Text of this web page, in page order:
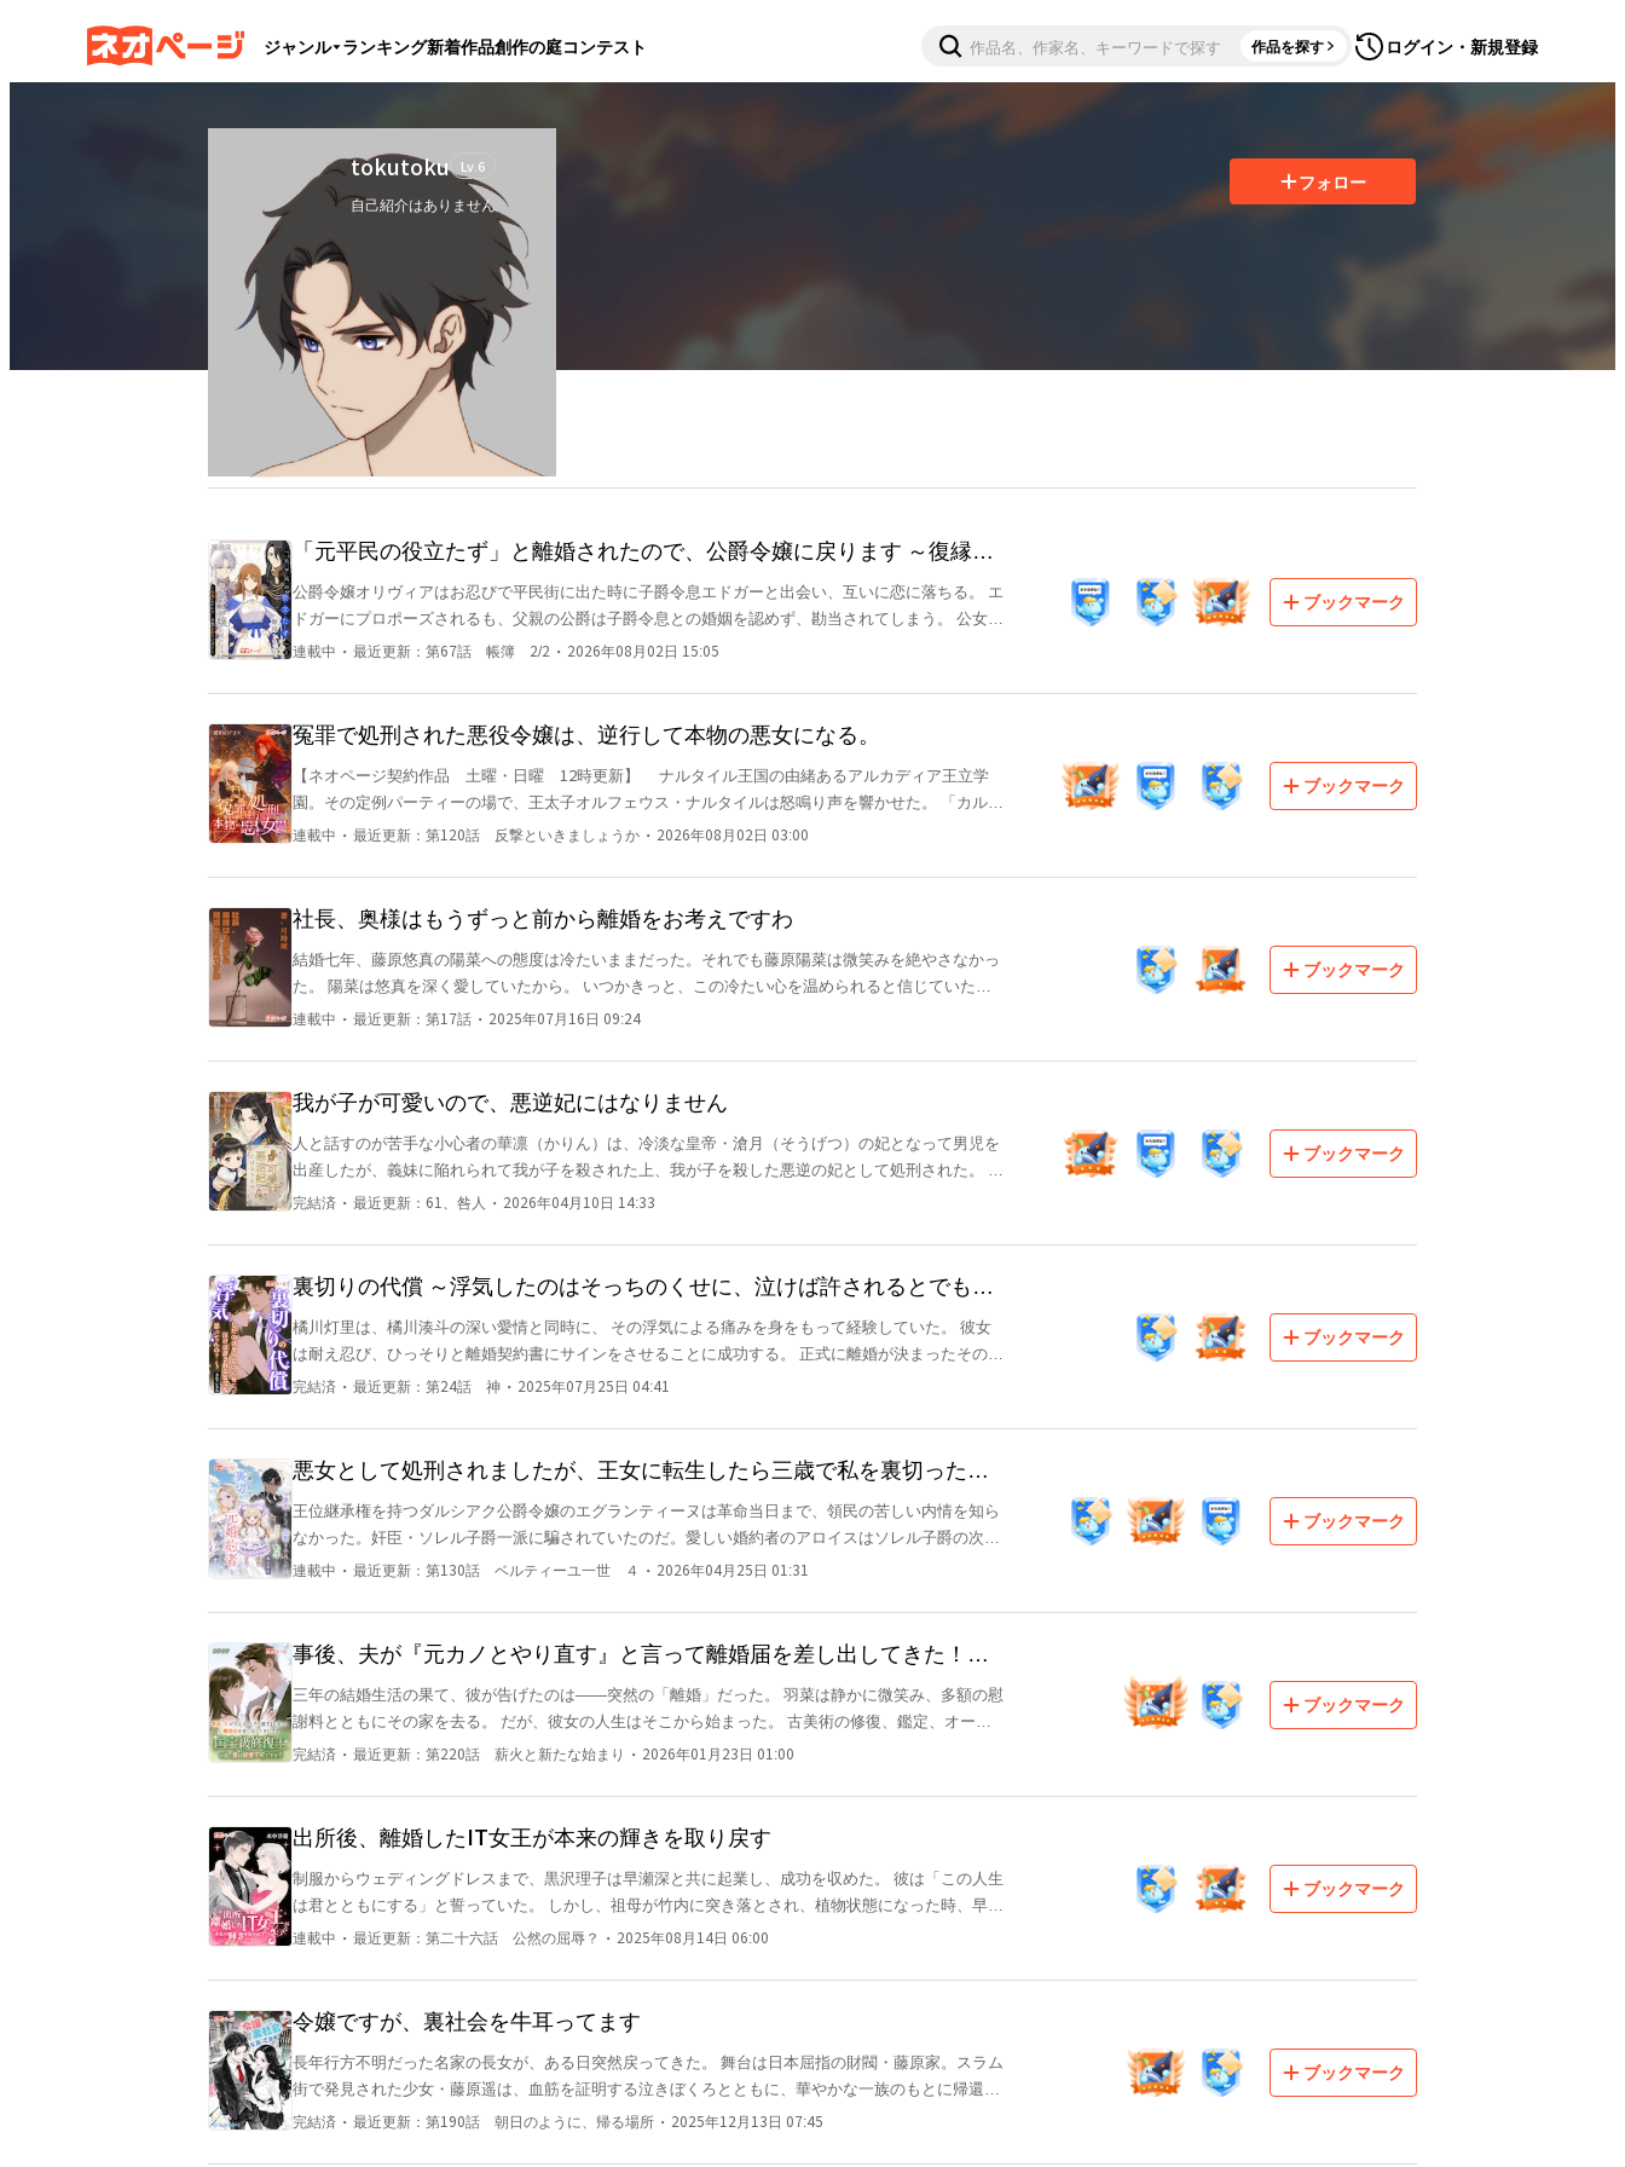
ジャンル ランキング新着作品創作の庭コンテスト 作品を探す ログイン・新規登録
tokutoku Lv. 6
自己紹介はありません
フォロワー0
フォロー
ブックマーク
「元平民の役立たず」と離婚されたので、公爵令嬢に戻ります ～復縁し
たい？ 当然お断りです！～
公爵令嬢オリヴィアはお忍びで平民街に出た時に子爵令息エドガーと出会い、互いに恋に落ちる。 エ
ドガーにプロポーズされるも、父親の公爵は子爵令息との婚姻を認めず、勘当されてしまう。 公女と
しての身分を捨てて平民としてエドガーと結婚したオリヴィアは、家業の商会を陰で支え、その頑張
アを蔑むようになり、「地味な元平民の役立たず」と暴言を吐き、不倫の末にオリヴィアに離婚を突
きつける。 エドガーを愛し離婚を拒み続けていたオリヴィアも、ついに――。 ※毎週月曜0時に2～3
話更新します
連載中 ・ 最近更新： 第67話 帳簿 2/2 ・ 2026年08月02日 15:05
ブックマーク
冤罪で処刑された悪役令嬢は、逆行して本物の悪女になる。
【ネオページ契約作品 土曜・日曜 12時更新】 ナルタイル王国の由緒あるアルカディア王立学
園。その定例パーティーの場で、王太子オルフェウス・ナルタイルは怒鳴り声を響かせた。 「カルナ
ージュ・エーデルシュタイン！今この場をもって、貴様との婚約を破棄する！！」 そう叫ぶオルフ
な表情を見せながらオルフェウスに抱きつくと、どこか勝ち誇ったような瞳でカルナージュを見る。
そして、そんな彼女の周囲には宰相の息子、騎士団長の息子、有名な商家の息子にカルナージュの
兄までもが彼女に敵意を向けていた。 「婚約破棄、ですか。理由をお伺いしても？」 静かに尋ね
るカルナージュに、オルフェウスはさらに叫ぶ。 「貴様がエリシアに嫉妬し、彼女に危害を加えたか
らだ！」 そうして次々と嘘の罪とでっち上げられた証拠が突きつけられ、四方から責め立てられる
カルナージュ。 しかし彼女は心の中でただ思った。 「面倒だわ」 未来の王妃として努力してき
など一度もない。 オルフェウスに振り回されるだけの毎日に嫌気がさし、全てがどうでも良くなっ
ていた彼女は抵抗すらせず、冤罪のまま処刑される運命を受け入れ、そして……死んだ。 ――はず
だった。 「君、私と契約しない？君の時間を巻き戻す代わりに、私を楽しませてよぉ」 「いいです
よ。契約します」 死後の世界で時間を司る神クロノリアに出会い、契約を交わしたカルナージュ
は、学園に入学する前へと逆行し、舞い戻る。 二度目の人生、彼女は誓う。 「今度は我慢なんか
しない。好きに生きて、好きに復讐してやるわ」 そうして二度目の人生を得た彼女は、持ち前の知
冷酷に復讐していく。 これは、冷酷な少女と気まぐれな神が、ときに笑い合い、ときに惹かれ合い
ながら、自身の手で未来を切り開いていく、華麗で痛快な復讐劇である。
連載中 ・ 最近更新： 第120話 反撃といきましょうか ・ 2026年08月02日 03:00
ブックマーク
社長、奥様はもうずっと前から離婚をお考えですわ
結婚七年、藤原悠真の陽菜への態度は冷たいままだった。それでも藤原陽菜は微笑みを絶やさなかっ
た。 陽菜は悠真を深く愛していたから。 いつかきっと、この冷たい心を温められると信じていたか
ら。 しかし待っていたのは、悠真が別の女性に一目惚れし、寵愛を注ぐ現実だった。 それでも陽菜
は、空っぽの部屋だけだった。 悠真は娘を連れてあの女性のもとへ向かっていた。 その瞬間、陽菜
の心は完全に冷め切った。 自分が育てた娘が他の女を「お母さん」と呼んでも、もう胸が痛むことは
なかった。 離婚届けを作成し、親権も放棄。陽菜は潔く去り、父娘との一切の関わりを断った。 悠
真が離婚届にサインするのを待つだけとなった。 家庭を捨て事業に打ち込んだ陽菜は、かつて自分を
蔑んでいた人々が舌を巻くほど莫大な富を築いた。 ところが、いくら待っても悠真から離婚の話は出
てこない。 むしろ、かつて家に帰らなかった男が頻繁に帰るようになり、べったりとまとわりついて
時、陽菜は初めてこの男の本質に気づいた――
連載中 ・ 最近更新： 第17話 ・ 2025年07月16日 09:24
ブックマーク
我が子が可愛いので、悪逆妃にはなりません
人と話すのが苦手な小心者の華凛（かりん）は、冷淡な皇帝・滄月（そうげつ）の妃となって男児を
出産したが、義妹に陥れられて我が子を殺された上、我が子を殺した悪逆の妃として処刑された。 し
かし、彼女の時間は子どもを殺される直前に戻り、やり直しの機会を得る。 可愛い我が子が生きてい
完結済 ・ 最近更新： 61、咎人 ・ 2026年04月10日 14:33
ブックマーク
裏切りの代償 ～浮気したのはそっちのくせに、泣けば許されるとでも思
ってんの？～
橘川灯里は、橘川湊斗の深い愛情と同時に、 その浮気による痛みを身をもって経験していた。 彼女
は耐え忍び、ひっそりと離婚契約書にサインをさせることに成功する。 正式に離婚が決まったその
時、灯里は冷徹な目で湊斗を見つめ、静かに告げた。 「湊斗、もう私にあんたなんかいらない。私の
震える手で契約書を引き裂きながら、必死に言い返した。 「誰が離婚だ…！俺は同意しない！！」
一方、白金雅貴――財閥の権力者であり、手の届かぬ存在。 灯里は彼に関わりたくなかったが、何度
も偶然のように彼と遭遇してしまう。 ある宴会で、灯里は酔いが回り、不注意にも彼のネクタイを引
っ張ってしまう。 すると、白金はその場を支配するかのような冷徹な表情で彼女に近づき、耳元で低
い声をささやいた。 「君の元夫が見てんだぞ。こんなことして、いいのか…？」
完結済 ・ 最近更新： 第24話 神 ・ 2025年07月25日 04:41
ブックマーク
悪女として処刑されましたが、王女に転生したら三歳で私を裏切った元
婚約者と婚約しました
王位継承権を持つダルシアク公爵令嬢のエグランティーヌは革命当日まで、領民の苦しい内情を知ら
なかった。奸臣・ソレル子爵一派に騙されていたのだ。愛しい婚約者のアロイスはソレル子爵の次男
である。愕然としたものの、弟を逃すために囮になり、地下牢に投獄された。 アロイスは修道院行き
た。 名前はベルティーユ。 弟の訃報は入ってこない。 弟を見つけ、ソレルへ復讐することを計画し
ながら、筋トレに励む日々。 けれど、ソレル子爵は伯爵に陞爵し、王宮に食いこんでいた。ベルティ
ーユが三歳の誕生日を迎えると、ソレル直系の孫の縁談がまとめられそうになる。ソレルの包囲網が
えげつない。 アロイスは生涯独身宣言をしたものの、幼馴染みの男爵令嬢との縁談が進んでいるとい
う。 二度と騙されたりはしない。 ベルティーユは婚約者に自分を裏切ったアロイスを指名した。歳
の差は大きいが、国王の一声で婚約が整う。 元婚約者と婚約し、知らなかった事実を知る。 アロイ
ともに弟を探しだし、ダルシアク革命の真相を暴こうと動きだした。
連載中 ・ 最近更新： 第130話 ベルティーユ一世 ４ ・ 2026年04月25日 01:31
ブックマーク
事後、夫が『元カノとやり直す』と言って離婚届を差し出してきた！？
～国宝級修復士の私、愛は修復不可ですか？
三年の結婚生活の果て、彼が告げたのは――突然の「離婚」だった。 羽菜は静かに微笑み、多額の慰
謝料とともにその家を去る。 だが、彼女の人生はそこから始まった。 古美術の修復、鑑定、オーク
ション―― 繊細な指先と確かな眼で、羽菜は瞬く間に業界の注目を集めていく。 テレビの向こう、
だ……？」 後悔はやがて執着へと変わり、かつての夫は“元妻命”の愛妻家へと豹変する。 「羽菜、お
願いだ。戻ってきてくれ」 だが彼女は冷ややかに微笑み、ただ一言―― 「ごめんなさい。今、忙し
いの」 そんな彼女が再び出会ったのは、幼い頃に命を救ってくれた“運命の人”。 二人の未来が祝福に
包まれようとしたその日、悲報が届く。 元夫・智也が、瀕死の状態で発見された―― すべてを投げ
捨て、羽菜は彼のもとへ駆けつける。 血に染まったその身体を抱きしめ、涙を流す彼女に、智也は震
える手で指輪を差し出した。 「羽菜……もう一度、俺と結婚してくれ」
完結済 ・ 最近更新： 第220話 薪火と新たな始まり ・ 2026年01月23日 01:00
ブックマーク
出所後、離婚したIT女王が本来の輝きを取り戻す
制服からウェディングドレスまで、黒沢理子は早瀬深と共に起業し、成功を収めた。 彼は「この人生
は君とともにする」と誓っていた。 しかし、祖母が竹内に突き落とされ、植物状態になった時、早瀬
深は冷たく言った。 「清美は会社の重要な人材だ。君は彼女のために刑務所に行ってくれ、帰ってき
「竹内清美のプロジェクトはうちのビジネスの生死に関わる。彼女のために刑務所に行ってくれ、帰
ってきたら補償する。」 しかし、彼女は出所後、彼らとすべての縁を断ち切り、リスタートし、千億
の財産を手に入れた。 元夫や息子、家族がひざまずいてお願いしても、彼女の心を取り戻すことはで
きなかった。
連載中 ・ 最近更新： 第二十六話 公然の屈辱？ ・ 2025年08月14日 06:00
ブックマーク
令嬢ですが、裏社会を牛耳ってます
長年行方不明だった名家の長女が、ある日突然戻ってきた。 舞台は日本屈指の財閥・藤原家。スラム
街で発見された少女・藤原遥は、血筋を証明する泣きぼくろとともに、華やかな一族のもとに帰還す
る。 だが、彼女の居場所にはすでに“もう一人の娘”がいた。 藤原家の養女として育てられた知世は、
完結済 ・ 最近更新： 第190話 朝日のように、帰る場所 ・ 2025年12月13日 07:45
ブックマーク